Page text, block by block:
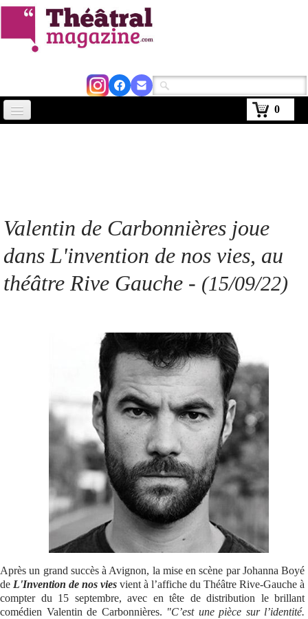
0
Valentin de Carbonnières joue
dans L'invention de nos vies, au
théâtre Rive Gauche - (15/09/22)
Après un grand succès à Avignon, la mise en scène par Johanna Boyé
de L'Invention de nos vies vient à l’affiche du Théâtre Rive-Gauche à
compter du 15 septembre, avec en tête de distribution le brillant
comédien Valentin de Carbonnières. "C’est une pièce sur l’identité.